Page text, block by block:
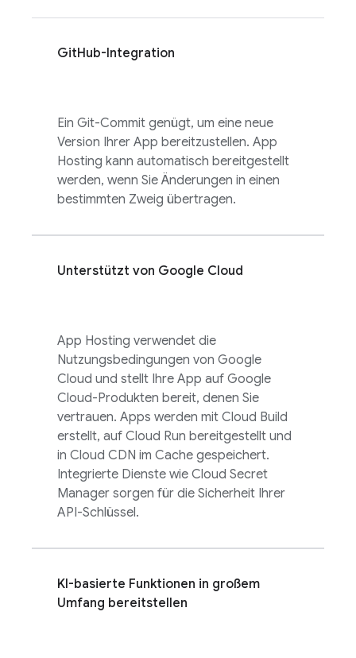
GitHub-Integration
Ein Git-Commit genügt, um eine neue
Version Ihrer App bereitzustellen. App
Hosting kann automatisch bereitgestellt
werden, wenn Sie Änderungen in einen
bestimmten Zweig übertragen.
Unterstützt von Google Cloud
App Hosting verwendet die
Nutzungsbedingungen von Google
Cloud und stellt Ihre App auf Google
Cloud-Produkten bereit, denen Sie
vertrauen. Apps werden mit Cloud Build
erstellt, auf Cloud Run bereitgestellt und
in Cloud CDN im Cache gespeichert.
Integrierte Dienste wie Cloud Secret
Manager sorgen für die Sicherheit Ihrer
API-Schlüssel.
KI-basierte Funktionen in großem
Umfang bereitstellen